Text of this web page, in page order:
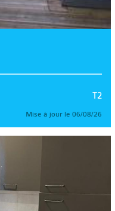
T2
Mise à jour le 06/08/26